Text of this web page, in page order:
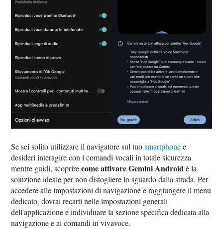
Se sei solito utilizzare il navigatore sul tuosmartphonee
desideri interagire con i comandi vocali in totale sicurezza
mentre guidi, scoprirecome attivare Gemini Androidè la
soluzione ideale per non distogliere lo sguardo dalla strada. Per
accedere alle impostazioni di navigazione e raggiungere il menu
dedicato, dovrai recarti nelle impostazioni generali
dell'applicazione e individuare la sezione specifica dedicata alla
navigazione e ai comandi in vivavoce.